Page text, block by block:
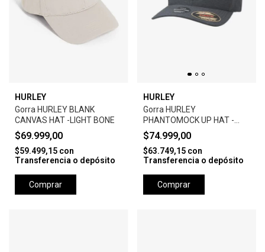
HURLEY
Gorra HURLEY BLANK
CANVAS HAT -LIGHT BONE
$69.999,00
$59.499,15 con
Transferencia o depósito
Comprar
HURLEY
Gorra HURLEY
PHANTOMOCK UP HAT -
BLACK
$74.999,00
$63.749,15 con
Transferencia o depósito
Comprar